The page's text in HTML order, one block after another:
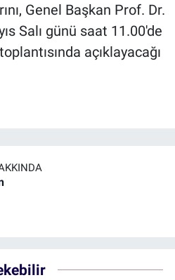
Genel Başkan Prof. Dr.
Salı günü saat 11.00'de
açıklayacağı